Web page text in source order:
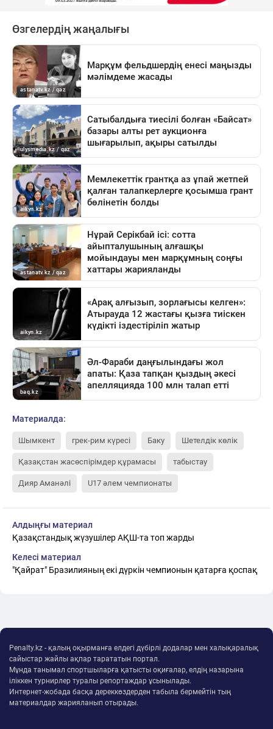
Материалда:
Шымкент грек-рим күресі Баку Шетелдік көлік
Қазақстан жасөспірімдер құрамасы табыстау
Дияр Аманәлі U17 әлем чемпионаты
Алдыңғы материал
Қазақстандық жүзушілер АҚШ-та топ жарды
Келесі материал
"Қайрат" Бразилияның екі дүркін чемпионын қатарға қоспақ
Penalty.kz - қалың оқырманға елдегі дүбірлі додалар мен халықаралық
сайыстар жайлы ақпар тарататын портал.
Мұнда танымал спортшыларға қатысты оқиғалар, елдің назарына
іліккен турнирлер туралы репортаждар ұсынылады.
Интернет-жобада басқа дереккөздерден табыла бермейтін тың
материалдар жарияланып отырады.